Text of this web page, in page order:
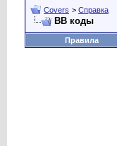
Covers > Справка
BB коды
Правила